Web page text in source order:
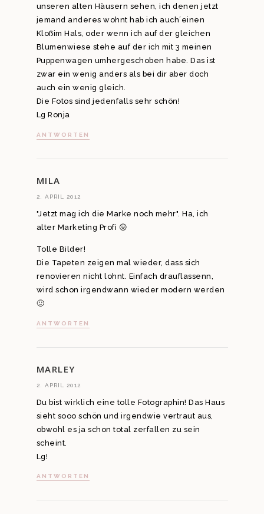
unseren alten Häusern sehen, ich denen jetzt
jemand anderes wohnt hab ich auch´einen
Kloßim Hals, oder wenn ich auf der gleichen
Blumenwiese stehe auf der ich mit 3 meinen
Puppenwagen umhergeschoben habe. Das ist
zwar ein wenig anders als bei dir aber doch
auch ein wenig gleich.
Die Fotos sind jedenfalls sehr schön!
Lg Ronja
ANTWORTEN
MILA
2. APRIL 2012
"Jetzt mag ich die Marke noch mehr". Ha, ich
alter Marketing Profi 😛
Tolle Bilder!
Die Tapeten zeigen mal wieder, dass sich
renovieren nicht lohnt. Einfach drauflassenn,
wird schon irgendwann wieder modern werden
🙂
ANTWORTEN
MARLEY
2. APRIL 2012
Du bist wirklich eine tolle Fotographin! Das Haus
sieht sooo schön und irgendwie vertraut aus,
obwohl es ja schon total zerfallen zu sein
scheint.
Lg!
ANTWORTEN